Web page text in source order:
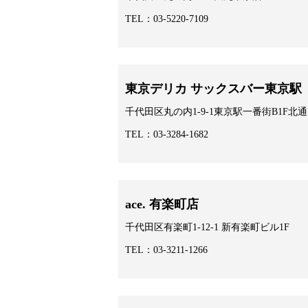
TEL：03-5220-7109
東京デリカ サックスバー東京駅
千代田区丸の内1-9-1東京駅一番街B1F北
TEL：03-3284-1682
ace. 有楽町店
千代田区有楽町1-12-1 新有楽町ビル1F
TEL：03-3211-1266